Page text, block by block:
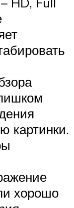
картинки.
хорошо